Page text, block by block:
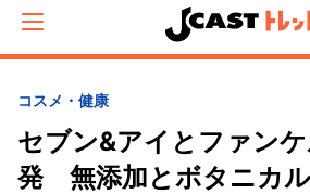
コスメ・健康
セブン&アイとファン
発 無添加とボタニカ